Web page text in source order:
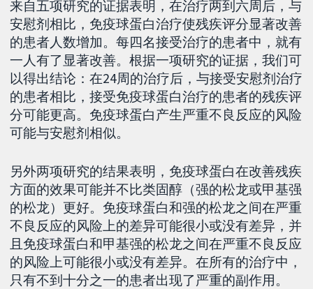
来自五项研究的证据表明，在治疗两到六周后，与
安慰剂相比，免疫球蛋白治疗使残疾评分显著改善
的患者人数增加。每四名接受治疗的患者中，就有
一人有了显著改善。根据一项研究的证据，我们可
以得出结论：在24周的治疗后，与接受安慰剂治疗
的患者相比，接受免疫球蛋白治疗的患者的残疾评
分可能更高。免疫球蛋白产生严重不良反应的风险
可能与安慰剂相似。
另外两项研究的结果表明，免疫球蛋白在改善残疾
方面的效果可能并不比类固醇（强的松龙或甲基强
的松龙）更好。免疫球蛋白和强的松龙之间在严重
不良反应的风险上的差异可能很小或没有差异，并
且免疫球蛋白和甲基强的松龙之间在严重不良反应
的风险上可能很小或没有差异。在所有的治疗中，
只有不到十分之一的患者出现了严重的副作用。